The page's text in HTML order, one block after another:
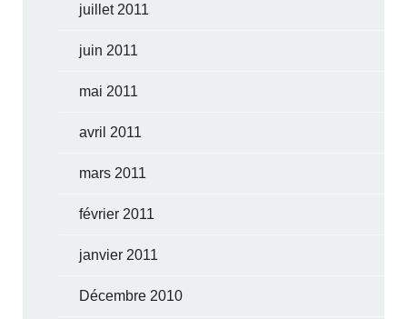
juillet 2011
juin 2011
mai 2011
avril 2011
mars 2011
février 2011
janvier 2011
Décembre 2010